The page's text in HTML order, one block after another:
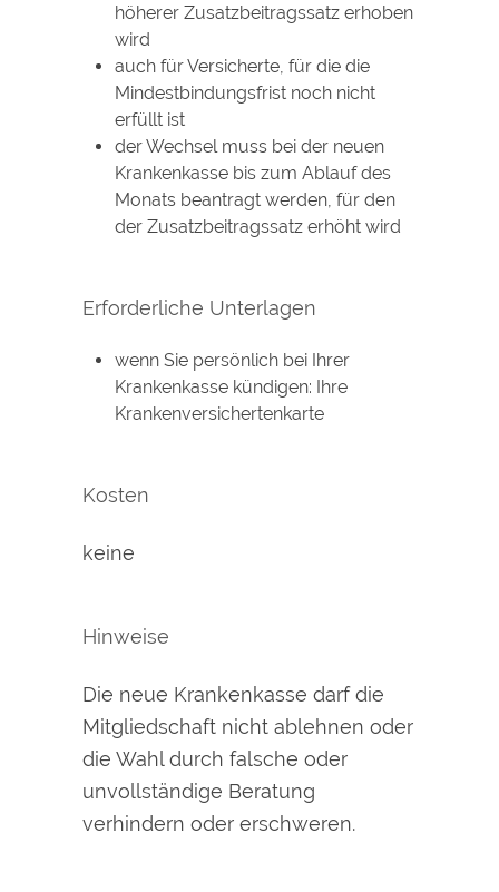
höherer Zusatzbeitragssatz erhoben
wird
auch für Versicherte, für die die
Mindestbindungsfrist noch nicht
erfüllt ist
der Wechsel muss bei der neuen
Krankenkasse bis zum Ablauf des
Monats beantragt werden, für den
der Zusatzbeitragssatz erhöht wird
Erforderliche Unterlagen
wenn Sie persönlich bei Ihrer
Krankenkasse kündigen: Ihre
Krankenversichertenkarte
Kosten
keine
Hinweise
Die neue Krankenkasse darf die
Mitgliedschaft nicht ablehnen oder
die Wahl durch falsche oder
unvollständige Beratung
verhindern oder erschweren.